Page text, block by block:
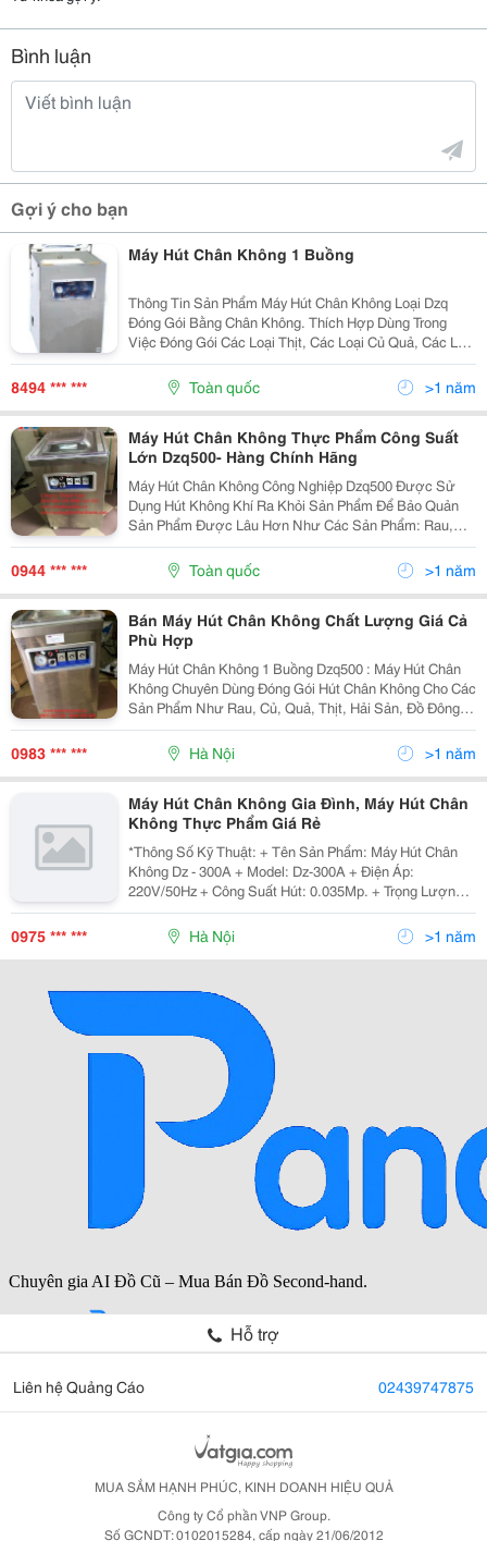
Bình luận
Gợi ý cho bạn
Máy Hút Chân Không 1 Buồng
Thông Tin Sản Phẩm Máy Hút Chân Không Loại Dzq
Đóng Gói Bằng Chân Không. Thích Hợp Dùng Trong
Việc Đóng Gói Các Loại Thịt, Các Loại Củ Quả, Các Loại
Dược Phẩm, Hoá Chất&Hellip;Có Thể Bảo Quản Hàng
Hoá Đóng Gói Không Bị Biến Chất, Không Bị Hư...
8494 *** *** Toàn quốc >1 năm
Máy Hút Chân Không Thực Phẩm Công Suất
Lớn Dzq500- Hàng Chính Hãng
Máy Hút Chân Không Công Nghiệp Dzq500 Được Sử
Dụng Hút Không Khí Ra Khỏi Sản Phẩm Để Bảo Quản
Sản Phẩm Được Lâu Hơn Như Các Sản Phẩm: Rau,
Củ, Quả, Thịt, Hải Sản, Đồ Tươi Sống, Đồ Chín, Đồ
Đông Lạnh, Đồ Khô, Xúc Xích, Giò Chả, Cá Viên, Bò
Viên, Đậu...
0944 *** *** Toàn quốc >1 năm
Bán Máy Hút Chân Không Chất Lượng Giá Cả
Phù Hợp
Máy Hút Chân Không 1 Buồng Dzq500 : Máy Hút Chân
Không Chuyên Dùng Đóng Gói Hút Chân Không Cho Các
Sản Phẩm Như Rau, Củ, Quả, Thịt, Hải Sản, Đồ Đông
Lạnh, Xúc Xích, Giò Chả, Cá Viên, Bò Viên, Đậu Phộng ,
Hạt Điều, Máy Hoạt Động Theo Cơ Chế Điều Ch
0983 *** *** Hà Nội >1 năm
Máy Hút Chân Không Gia Đình, Máy Hút Chân
Không Thực Phẩm Giá Rẻ
*Thông Số Kỹ Thuật: + Tên Sản Phẩm: Máy Hút Chân
Không Dz - 300A + Model: Dz-300A + Điện Áp:
220V/50Hz + Công Suất Hút: 0.035Mp. + Trọng Lượng:
2.4Kg + Kích Thước: 35 X 14 X 7 Cm + Thời Gian Hút: 5
&Ndash; 45S/ Sản Phẩm. + Gia Công: Trung Quốc +
0975 *** *** Hà Nội >1 năm
Hỗ trợ
Liên hệ Quảng Cáo 02439747875
MUA SẮM HẠNH PHÚC, KINH DOANH HIỆU QUẢ
Công ty Cổ phần VNP Group.
Số GCNDT: 0102015284, cấp ngày 21/06/2012